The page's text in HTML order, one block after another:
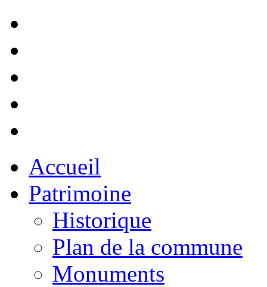
Accueil
Patrimoine
Historique
Plan de la commune
Monuments